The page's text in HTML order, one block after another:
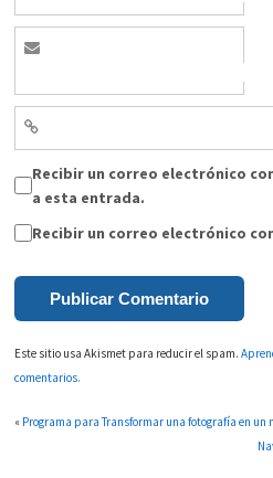
Recibir un correo electrónico
a esta entrada.
Recibir un correo electrónico
Este sitio usa Akismet para reducir el spam.
comentarios.
« Programa para Transformar una fotografía en